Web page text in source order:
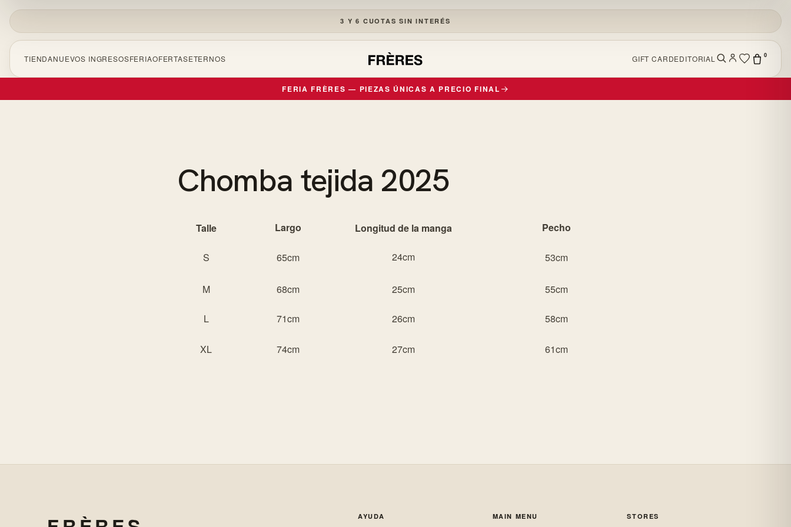
3 Y 6 CUOTAS SIN INTERÉS
TIENDANUEVOS INGRESOSFERIAOFERTASETERNOS GIFT CARDEDITORIAL 0
FERIA FRÈRES — PIEZAS ÚNICAS A PRECIO FINAL
Chomba tejida 2025
Talle Largo Longitud de la manga Pecho
S 65cm 24cm 53cm
M 68cm 25cm 55cm
L 71cm 26cm 58cm
XL 74cm 27cm 61cm
AYUDA MAIN MENU STORES